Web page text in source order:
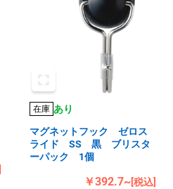
在庫 あり
マグネットフック ゼロス
ライド SS 黒 ブリスタ
ーパック 1個
￥392.7~[税込]